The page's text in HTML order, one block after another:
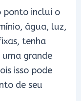
ponto inclui o
água, luz,
tenha
grande
isso pode
de seu